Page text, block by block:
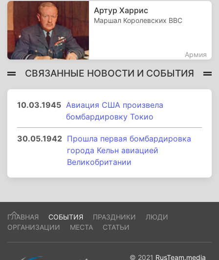
Артур Харрис
Маршал Королевских ВВС
Армия
СВЯЗАННЫЕ НОВОСТИ И СОБЫТИЯ
10.03.1945 Авиация США произвела
бомбардировку Токио
30.05.1942 Прошла первая бомбардировка
города Кельн авиацией
Великобритании
ГЛАВНАЯ СОБЫТИЯ ПРАЗДНИКИ
ЛЮДИ
ОРГАНИЗАЦИИ
МЕСТА СТАТЬИ
© 2021 RusTeam.media